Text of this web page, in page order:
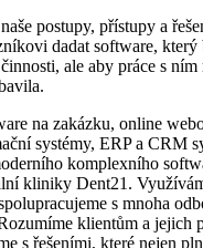
postupy, přístupy a
dadat software, který
ale aby práce s ním
na zakázku, online
systémy, ERP a CRM
komplexního
kliniky Dent21.
s mnoha
klientům a jejich
s řešeními, které nejen